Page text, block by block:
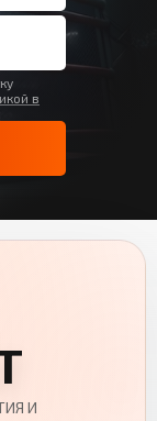
в
И